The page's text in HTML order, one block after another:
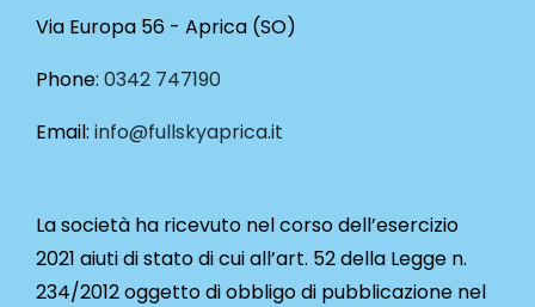
Via Europa 56 - Aprica (SO)
Phone: 0342 747190
Email: info@fullskyaprica.it
La società ha ricevuto nel corso dell’esercizio
2021 aiuti di stato di cui all’art. 52 della Legge n.
234/2012 oggetto di obbligo di pubblicazione nel